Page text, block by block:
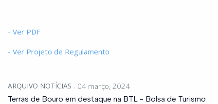
- Ver PDF
- Ver Projeto de Regulamento
ARQUIVO NOTÍCIAS 04 março, 2024
Terras de Bouro em destaque na BTL - Bolsa de Turismo